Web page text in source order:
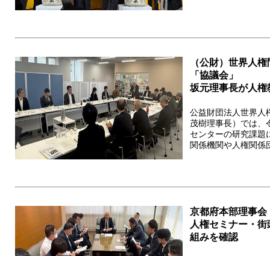
（公財）世界人
「協議会」
坂元理事長が人
公益財団法人世界人
茂樹理事長）では、
センターの研究課題
関係機関や人権関係
京都府本部理事会
人権セミナー・
組みを確認